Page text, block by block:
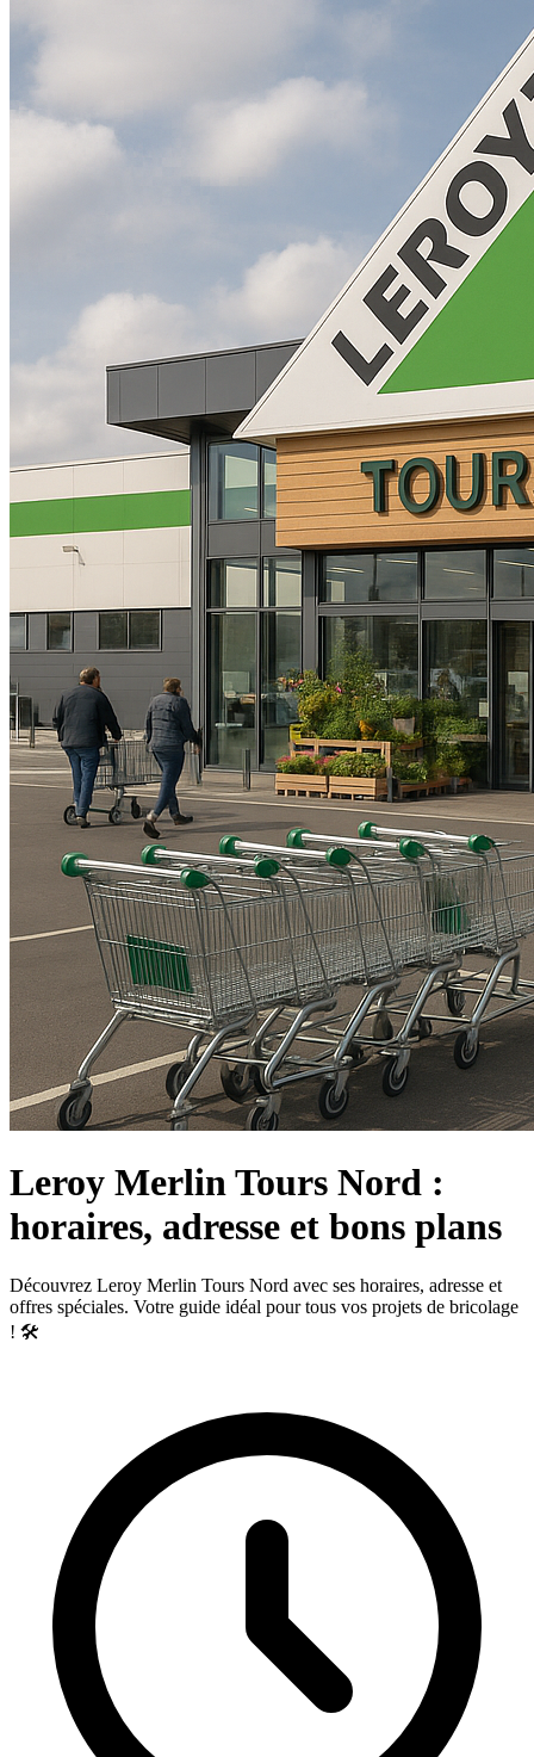
Leroy Merlin Tours Nord :
horaires, adresse et bons plans
Découvrez Leroy Merlin Tours Nord avec ses horaires, adresse et
offres spéciales. Votre guide idéal pour tous vos projets de bricolage
! 🛠️